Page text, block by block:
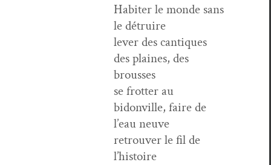
Habiter le monde sans
le détruire
lever des can­tiques
des plaines, des
brousses
se frot­ter au
bidonville, faire de
l’eau neuve
retrou­ver le fil de
l’histoire